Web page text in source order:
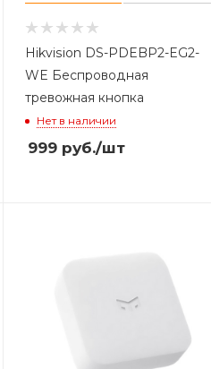
Hikvision DS-PDEBP2-EG2-
WE Беспроводная
тревожная кнопка
Нет в наличии
999 руб./шт